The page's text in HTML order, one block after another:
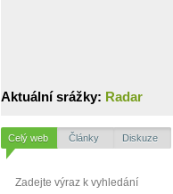
Aktuální srážky: Radar
Celý web Články Diskuze